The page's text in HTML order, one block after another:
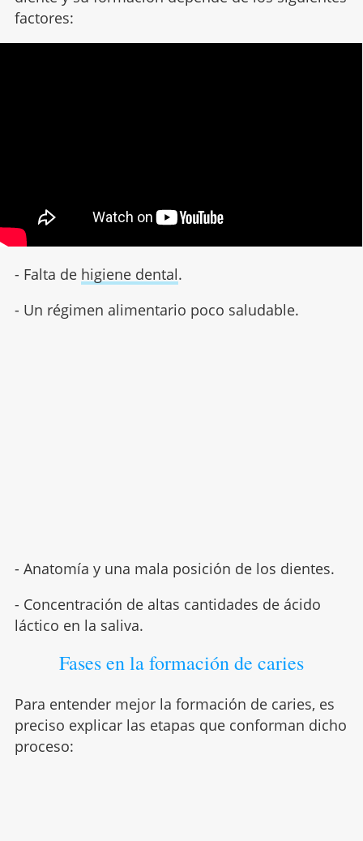
factores:
- Falta de higiene dental.
- Un régimen alimentario poco saludable.
- Anatomía y una mala posición de los dientes.
- Concentración de altas cantidades de ácido
láctico en la saliva.
Fases en la formación de caries
Para entender mejor la formación de caries, es
preciso explicar las etapas que conforman dicho
proceso: